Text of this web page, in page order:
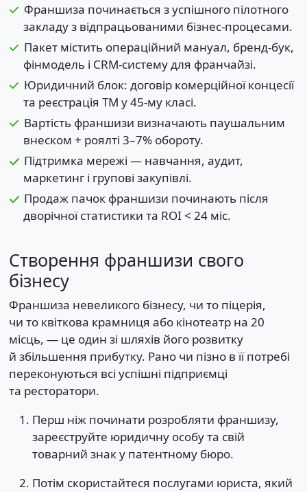
Франшиза починається з успішного пілотного
закладу з відпрацьованими бізнес-процесами.
Пакет містить операційний мануал, бренд-бук,
фінмодель і CRM-систему для франчайзі.
Юридичний блок: договір комерційної концесії
та реєстрація ТМ у 45-му класі.
Вартість франшизи визначають паушальним
внеском + роялті 3–7% обороту.
Підтримка мережі — навчання, аудит,
маркетинг і групові закупівлі.
Продаж пачок франшизи починають після
дворічної статистики та ROI < 24 міс.
Створення франшизи свого
бізнесу
Франшиза невеликого бізнесу, чи то піцерія,
чи то квіткова крамниця або кінотеатр на 20
місць, — це один зі шляхів його розвитку
й збільшення прибутку. Рано чи пізно в її потребі
переконуються всі успішні підприємці
та ресторатори.
Перш ніж починати розробляти франшизу,
зареєструйте юридичну особу та свій
товарний знак у патентному бюро.
Потім скористайтеся послугами юриста, який